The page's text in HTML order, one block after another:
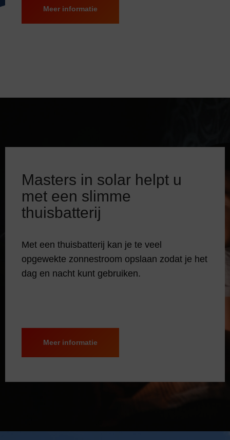
Meer informatie
Masters in solar helpt u
met een slimme
thuisbatterij
Met een thuisbatterij kan je te veel
opgewekte zonnestroom opslaan zodat je het
dag en nacht kunt gebruiken.
Meer informatie